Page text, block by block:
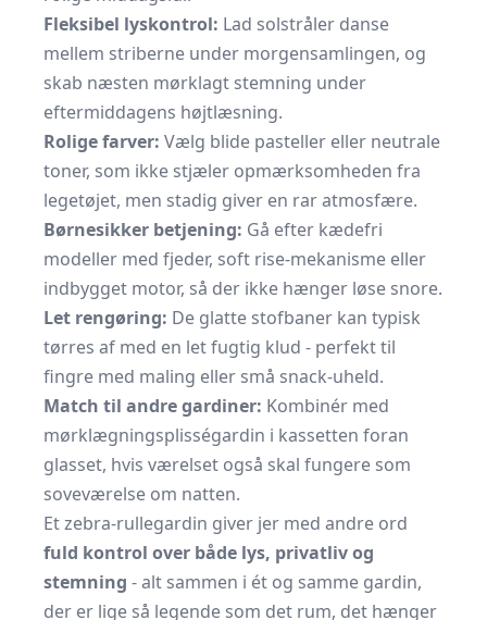
Fleksibel lyskontrol: Lad solstråler danse
mellem striberne under morgensamlingen, og
skab næsten mørklagt stemning under
eftermiddagens højtlæsning.
Rolige farver: Vælg blide pasteller eller neutrale
toner, som ikke stjæler opmærksomheden fra
legetøjet, men stadig giver en rar atmosfære.
Børnesikker betjening: Gå efter kædefri
modeller med fjeder, soft rise-mekanisme eller
indbygget motor, så der ikke hænger løse snore.
Let rengøring: De glatte stofbaner kan typisk
tørres af med en let fugtig klud - perfekt til
fingre med maling eller små snack-uheld.
Match til andre gardiner: Kombinér med
mørklægningsplisségardin i kassetten foran
glasset, hvis værelset også skal fungere som
soveværelse om natten.
Et zebra-rullegardin giver jer med andre ord
fuld kontrol over både lys, privatliv og
stemning - alt sammen i ét og samme gardin,
der er lige så legende som det rum, det hænger